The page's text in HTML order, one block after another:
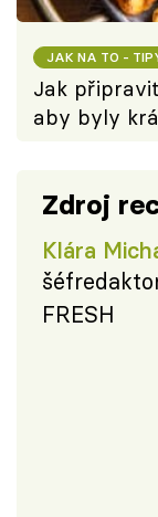
JAK NA TO -
Jak
aby byly
Zdroj
Klára
FRESH